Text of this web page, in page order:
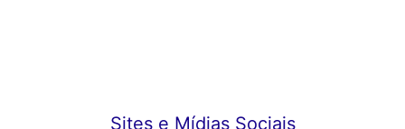
Sites e Mídias Sociais